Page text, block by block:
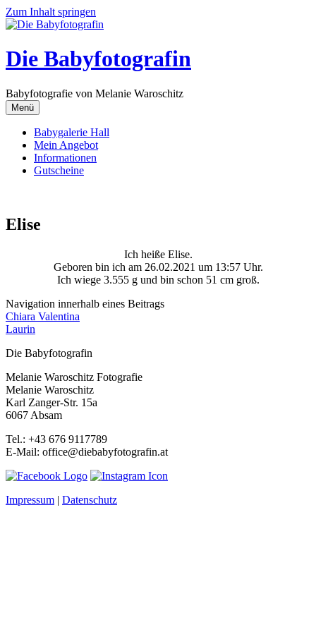
Zum Inhalt springen
Die Babyfotografin
Babyfotografie von Melanie Waroschitz
Menü
Babygalerie Hall
Mein Angebot
Informationen
Gutscheine
Elise
Ich heiße Elise.
Geboren bin ich am 26.02.2021 um 13:57 Uhr.
Ich wiege 3.555 g und bin schon 51 cm groß.
Navigation innerhalb eines Beitrags
Chiara Valentina
Laurin
Die Babyfotografin
Melanie Waroschitz Fotografie
Melanie Waroschitz
Karl Zanger-Str. 15a
6067 Absam
Tel.: +43 676 9117789
E-Mail: office@diebabyfotografin.at
Impressum | Datenschutz